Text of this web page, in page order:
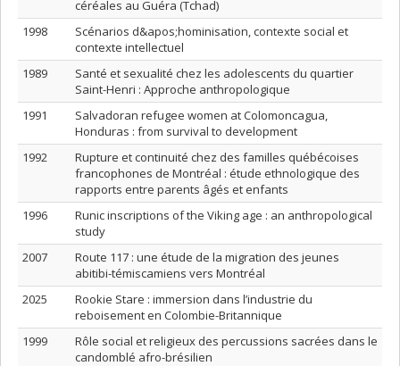
céréales au Guéra (Tchad)
1998
Scénarios d&apos;hominisation, contexte social et
contexte intellectuel
1989
Santé et sexualité chez les adolescents du quartier
Saint-Henri : Approche anthropologique
1991
Salvadoran refugee women at Colomoncagua,
Honduras : from survival to development
1992
Rupture et continuité chez des familles québécoises
francophones de Montréal : étude ethnologique des
rapports entre parents âgés et enfants
1996
Runic inscriptions of the Viking age : an anthropological
study
2007
Route 117 : une étude de la migration des jeunes
abitibi-témiscamiens vers Montréal
2025
Rookie Stare : immersion dans l’industrie du
reboisement en Colombie-Britannique
1999
Rôle social et religieux des percussions sacrées dans le
candomblé afro-brésilien